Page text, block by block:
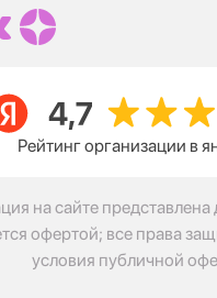
Рейтинг организации в
на сайте представлена
офертой; все права
условия публичной